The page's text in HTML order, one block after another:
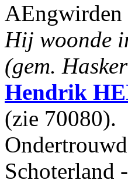
AEngwirden
Hij woonde
(gem.
Hendrik
(zie 70080).
Schoterland